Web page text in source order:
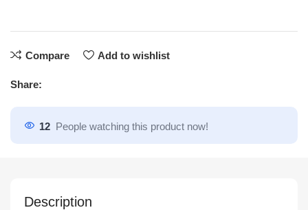
Compare Add to wishlist
Share:
12 People watching this product now!
Description